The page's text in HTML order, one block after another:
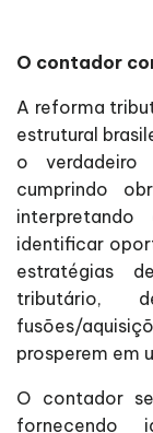
O contador
A reforma
estrutural
o
cumprindo
identificar
estratégias
tributário,
fusões/
prosperem em
O contador
fornecendo